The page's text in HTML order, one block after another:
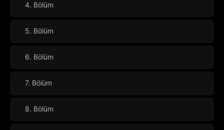
4. Bölüm
5. Bölüm
6. Bölüm
7. Bölüm
8. Bölüm